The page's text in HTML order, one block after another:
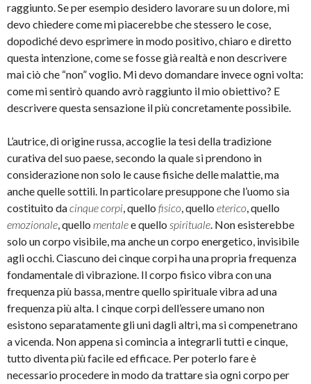
raggiunto. Se per esempio desidero lavorare su un dolore, mi
devo chiedere come mi piacerebbe che stessero le cose,
dopodiché devo esprimere in modo positivo, chiaro e diretto
questa intenzione, come se fosse già realtà e non descrivere
mai ciò che “non” voglio. Mi devo domandare invece ogni volta:
come mi sentirò quando avrò raggiunto il mio obiettivo? E
descrivere questa sensazione il più concretamente possibile.
L’autrice, di origine russa, accoglie la tesi della tradizione
curativa del suo paese, secondo la quale si prendono in
considerazione non solo le cause fisiche delle malattie, ma
anche quelle sottili. In particolare presuppone che l’uomo sia
costituito dacinque corpi, quello fisico, quello eterico, quello
emozionale, quello mentalee quello spirituale. Non esisterebbe
solo un corpo visibile, ma anche un corpo energetico, invisibile
agli occhi. Ciascuno dei cinque corpi ha una propria frequenza
fondamentale di vibrazione. Il corpo fisico vibra con una
frequenza più bassa, mentre quello spirituale vibra ad una
frequenza più alta. I cinque corpi dell’essere umano non
esistono separatamente gli uni dagli altri, ma si compenetrano
a vicenda. Non appena si comincia a integrarli tutti e cinque,
tutto diventa più facile ed efficace. Per poterlo fare è
necessario procedere in modo da trattare sia ogni corpo per